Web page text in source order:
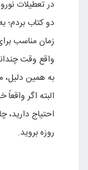
در تعطیلات
دو کتاب بردم؛
زمان مناسب
واقع وقت
به همین دلیل،
البته اگر
احتیاج
روزه بروید.